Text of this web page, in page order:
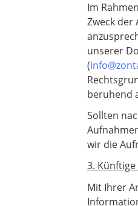
Im
Zweck der
unserer
(
beruhend
Sollten
wir die
3.
Mit Ihrer